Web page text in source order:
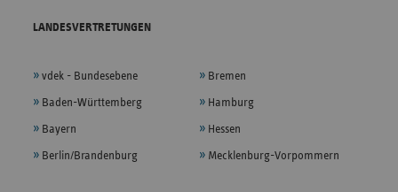
LANDESVERTRETUNGEN
vdek - Bundesebene
Baden-Württemberg
Bayern
Berlin/Brandenburg
Bremen
Hamburg
Hessen
Mecklenburg-Vorpommern